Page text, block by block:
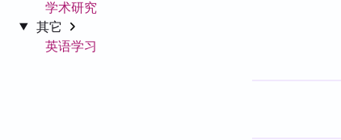
学术研究
其它
英语学习